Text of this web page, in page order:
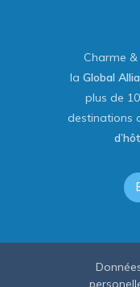
Charme
la Global
plus de
destinations